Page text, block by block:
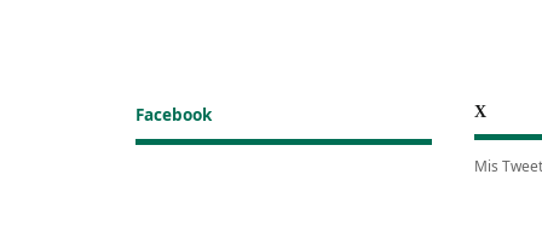
Facebook X
Mis